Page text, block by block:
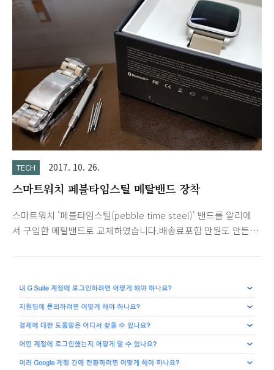
바로가기 버튼이 있어서 마치 계산기 처럼 사용 가능합니다.
TECH 2017. 10. 26.
스마트워치 페블타임스틸 메탈밴드 장착
스마트워치 '페블타임스틸(pebble time steel)' 밴드를 알리에
서 구입한 메탈밴드로 교체하였습니다.배송료포함 만원도 안든것
기능은 없지만 필수 기능은 포함되어 있어서 사용에 부족함이 없
습니다.거의 모든 종류의 알림(전화, 문자, 이메일, 일정, 카톡, 네
이트온 등)과 알람 그리고 뮤직플레이어 컨트롤 등 제가 주로 필